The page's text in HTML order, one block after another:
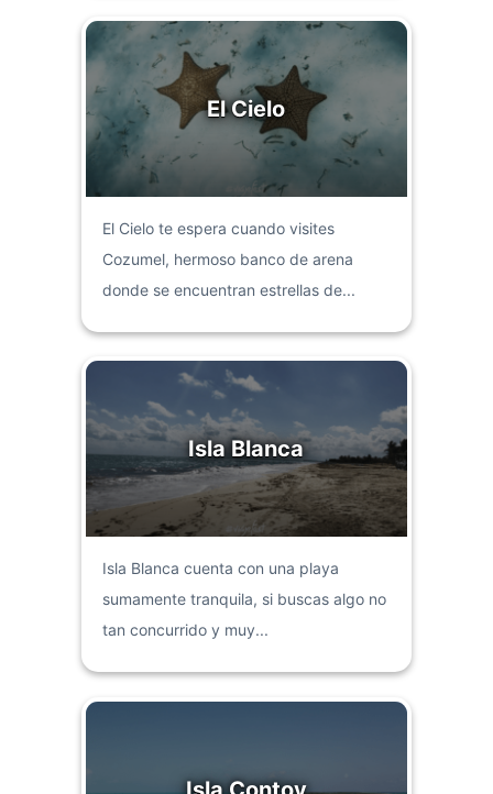
El Cielo
El Cielo te espera cuando visites
Cozumel, hermoso banco de arena
donde se encuentran estrellas de...
Isla Blanca
Isla Blanca cuenta con una playa
sumamente tranquila, si buscas algo no
tan concurrido y muy...